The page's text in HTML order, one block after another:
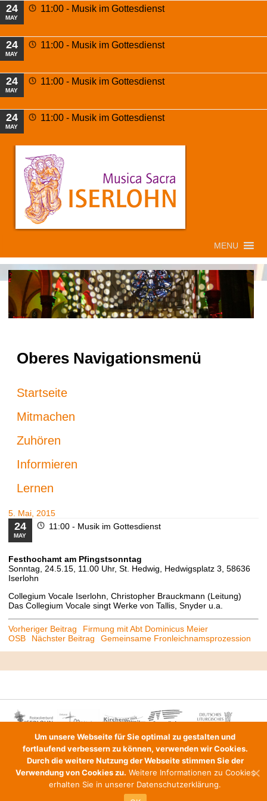
24
MAY
11:00 - Musik im Gottesdienst
24
MAY
11:00 - Musik im Gottesdienst
24
MAY
11:00 - Musik im Gottesdienst
24
MAY
11:00 - Musik im Gottesdienst
MENU
Oberes Navigationsmenü
Startseite
Mitmachen
Zuhören
Informieren
Lernen
5. Mai, 2015
24
MAY
11:00 - Musik im Gottesdienst
Festhochamt am Pfingstsonntag
Sonntag, 24.5.15, 11.00 Uhr, St. Hedwig, Hedwigsplatz 3, 58636
Iserlohn
Collegium Vocale Iserlohn, Christopher Brauckmann (Leitung)
Das Collegium Vocale singt Werke von Tallis, Snyder u.a.
Beitrags-
Navigation
Vorheriger Beitrag
Firmung mit Abt Dominicus Meier
OSB
Nächster Beitrag Gemeinsame Fronleichnamsprozession
MENU
Um unsere Webseite für Sie optimal zu gestalten und
fortlaufend verbessern zu können, verwenden wir Cookies.
Durch die weitere Nutzung der Webseite stimmen Sie der
Verwendung von Cookies zu. Weitere Informationen zu Cookies
erhalten Sie in unserer Datenschutzerklärung.